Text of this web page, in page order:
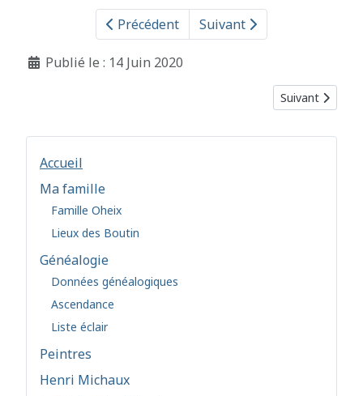
Accueil
Ma famille
Famille Oheix
Lieux des Boutin
Généalogie
Données généalogiques
Ascendance
Liste éclair
Peintres
Henri Michaux
Précédent Suivant
Détails
Publié le : 14 Juin 2020
Article suivant
Suivant